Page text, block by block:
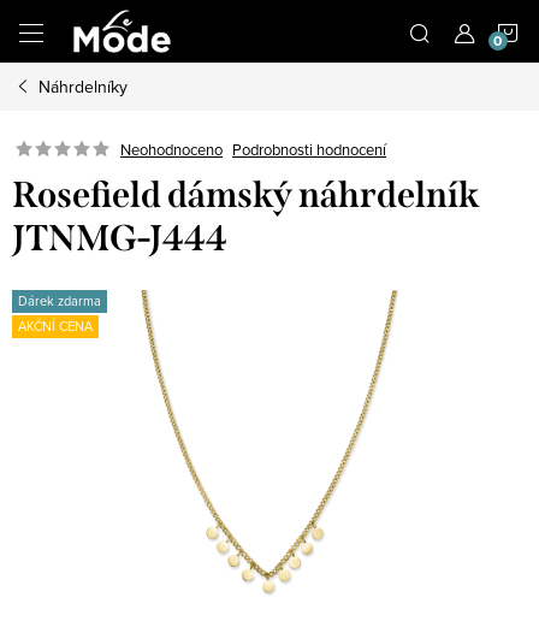
obsah
Náhrdelníky
Neohodnoceno Podrobnosti hodnocení
Rosefield dámský náhrdelník
JTNMG-J444
Dárek zdarma
AKČNÍ CENA